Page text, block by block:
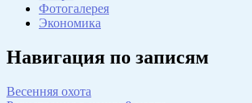
Фотогалерея
Экономика
Навигация по записям
Весенняя охота